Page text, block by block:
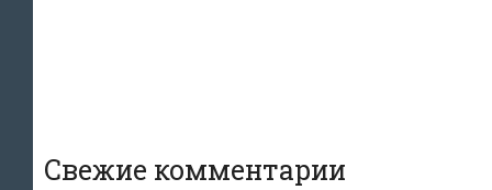
Свежие комментарии